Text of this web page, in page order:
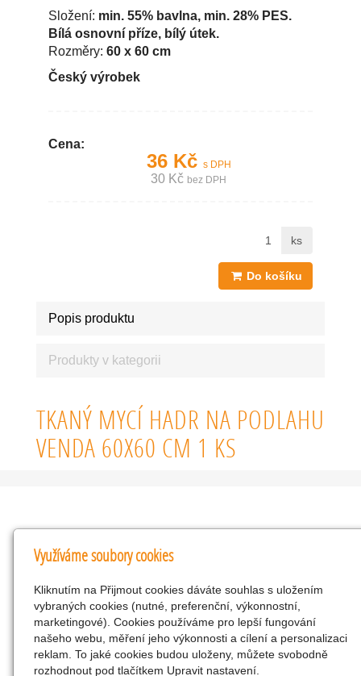
Složení: min. 55% bavlna, min. 28% PES.
Bílá osnovní příze, bílý útek.
Rozměry: 60 x 60 cm
Český výrobek
Cena:
36 Kč s DPH
30 Kč bez DPH
ks
Do košíku
Popis produktu
Produkty v kategorii
TKANÝ MYCÍ HADR NA PODLAHU
VENDA 60X60 CM 1 KS
Kontakty
KNK obchodní společnost s r.o.
Komenského 127, Žacléř, 542 01 Číslo účtu:
286293602/0300
25298518
CZ25298518
Využíváme soubory cookies
Kliknutím na Přijmout cookies dáváte souhlas s uložením
vybraných cookies (nutné, preferenční, výkonnostní,
marketingové). Cookies používáme pro lepší fungování
našeho webu, měření jeho výkonnosti a cílení a personalizaci
reklam. To jaké cookies budou uloženy, můžete svobodně
rozhodnout pod tlačítkem Upravit nastavení.